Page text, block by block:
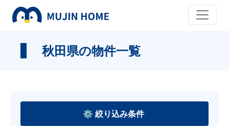
秋田県の物件一覧